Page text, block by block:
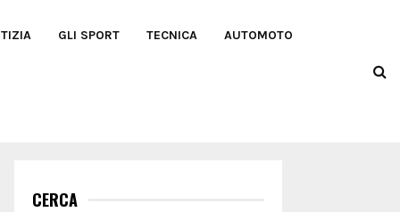
GLI SPORT TECNICA AUTOMOTO
CERCA